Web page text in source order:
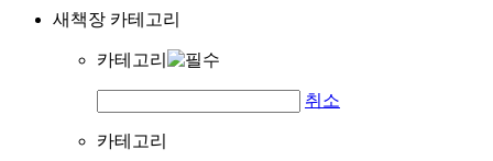
새책장 카테고리
카테고리
취소
카테고리